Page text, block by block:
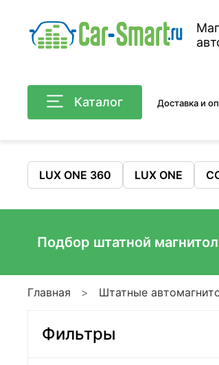
Каталог Доставка и
LUX ONE 360 LUX ONE
Подбор штатной
Главная Штатные
Фильтры